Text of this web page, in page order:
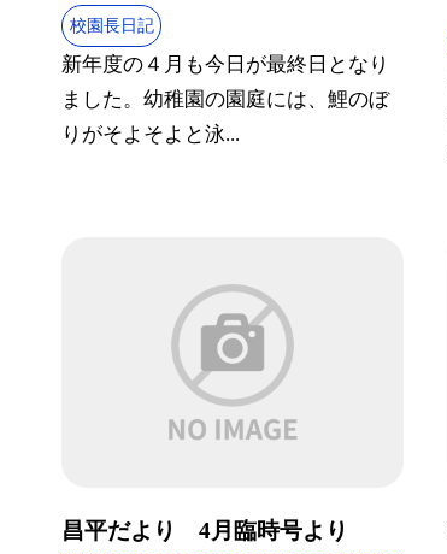
校園長日記
新年度の４月も今日が最終日となり
ました。幼稚園の園庭には、鯉のぼ
りがそよそよと泳...
昌平だより 4月臨時号より